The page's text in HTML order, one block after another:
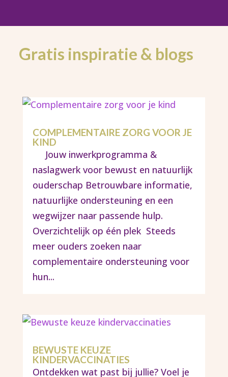
Gratis inspiratie & blogs
COMPLEMENTAIRE ZORG VOOR JE
KIND
Jouw inwerkprogramma &
naslagwerk voor bewust en natuurlijk
ouderschap Betrouwbare informatie,
natuurlijke ondersteuning en een
wegwijzer naar passende hulp.
Overzichtelijk op één plek Steeds
meer ouders zoeken naar
complementaire ondersteuning voor
hun...
BEWUSTE KEUZE
KINDERVACCINATIES
Ontdekken wat past bij jullie? Voel je